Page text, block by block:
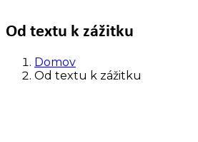
Od textu k zážitku
Domov
Od textu k zážitku